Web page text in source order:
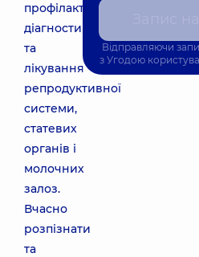
профілактику,
діагностику
та
лікування
репродуктивної
системи,
статевих
органів і
молочних
залоз.
Вчасно
розпізнати
та
Відправляючи
з Угодою